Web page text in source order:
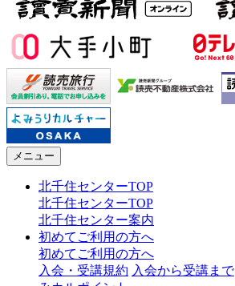
メニュー
北千住センターTOP
北千住センターTOP
北千住センター案内
初めてご利用の方へ
初めてご利用の方へ
入会・受講規約 入会から受講まで